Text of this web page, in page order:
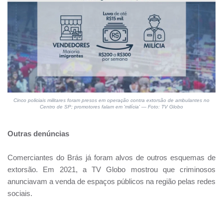
Cinco policiais militares foram presos em operação contra extorsão de ambulantes no
Centro de SP; promotores falam em 'milícia' — Foto: TV Globo
Outras denúncias
Comerciantes do Brás já foram alvos de outros esquemas de
extorsão. Em 2021, a TV Globo mostrou que criminosos
anunciavam a venda de espaços públicos na região pelas redes
sociais.